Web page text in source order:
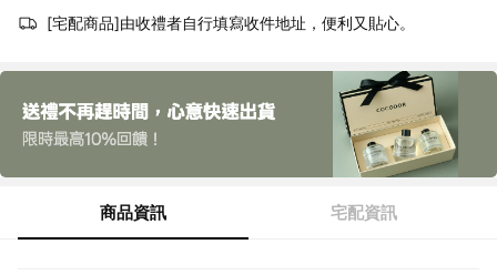
[宅配商品]由收禮者自行填寫收件地址，便利又貼心。
商品資訊 宅配資訊